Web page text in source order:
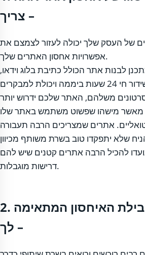
צריך –
של העסק שלך יכולה לעזור לצמצם את
אפשרויות אחסון האתרים שלך.
לבנות אתר הכולל כתיבת בלוג וידאו,
סטרימינג בשידור חי 24 שעות ביממה ויכולת למבקרים
משלהם, האתר שלכם ידרוש יותר
מאשר מישהו שפשוט משתמש באתר שלו
אתרים שמצריכים הרבה תעבורה
שלא יתפקדו טוב בשרת משותף מכיוון
להכיל הרבה אתרים קטנים שיש להם
דרישות מוגבלות.
2. בחר את חבילת האיחסון המתאימה
לך –